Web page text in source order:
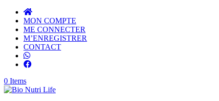
MON COMPTE
ME CONNECTER
M’ENREGISTRER
CONTACT
0 Items